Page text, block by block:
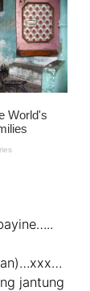
jantung